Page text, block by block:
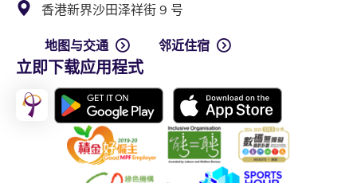
香港新界沙田泽祥街 9 号
地图与交通 邻近住宿
立即下载应用程式